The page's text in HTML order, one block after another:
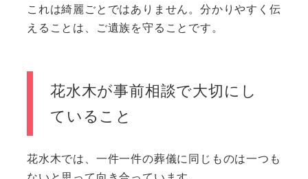
これは綺麗ごとではありません。分かりやすく伝
えることは、ご遺族を守ることです。
花水木が事前相談で大切にし
ていること
花水木では、一件一件の葬儀に同じものは一つも